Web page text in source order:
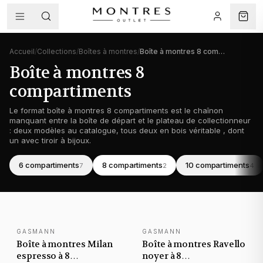
Accueil/Collections/Boîtes à montres/ Boîte à montres 8 compartiments
Boîte à montres 8
compartiments
Le format boîte à montres 8 compartiments est le chaînon
manquant entre la boîte de départ et le plateau de collectionneur
: deux modèles au catalogue, tous deux en bois véritable , dont
un avec tiroir à bijoux.
Rangement montres
6 compartiments7 8 compartiments2 Rangement montres
10 compartiments4
NOUVEAUTÉ
GASMANN
Boîte à montres Milan
espresso à 8
NOUVEAUTÉ
GASMANN
Boîte à montres Ravello
noyer à 8